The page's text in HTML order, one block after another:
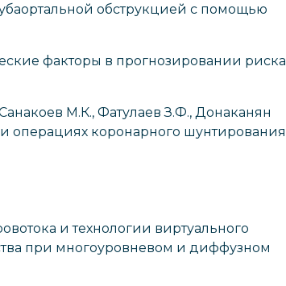
обструкцией с помощью
факторы в прогнозировании риска
М.К., Фатулаев З.Ф., Донаканян
операциях коронарного шунтирования
и технологии виртуального
при многоуровневом и диффузном